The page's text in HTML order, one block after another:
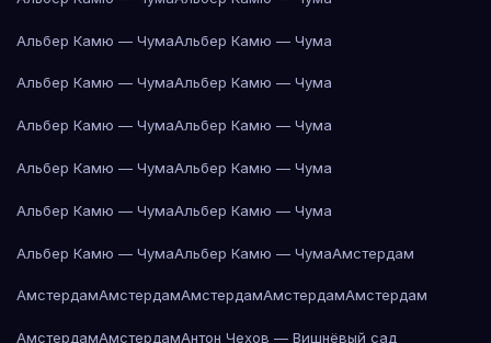
Альбер Камю — ЧумаАльбер Камю — Чума
Альбер Камю — ЧумаАльбер Камю — Чума
Альбер Камю — ЧумаАльбер Камю — Чума
Альбер Камю — ЧумаАльбер Камю — Чума
Альбер Камю — ЧумаАльбер Камю — Чума
Альбер Камю — ЧумаАльбер Камю — ЧумаАмстердам
АмстердамАмстердамАмстердамАмстердамАмстердам
АмстердамАмстердамАнтон Чехов — Вишнёвый сад